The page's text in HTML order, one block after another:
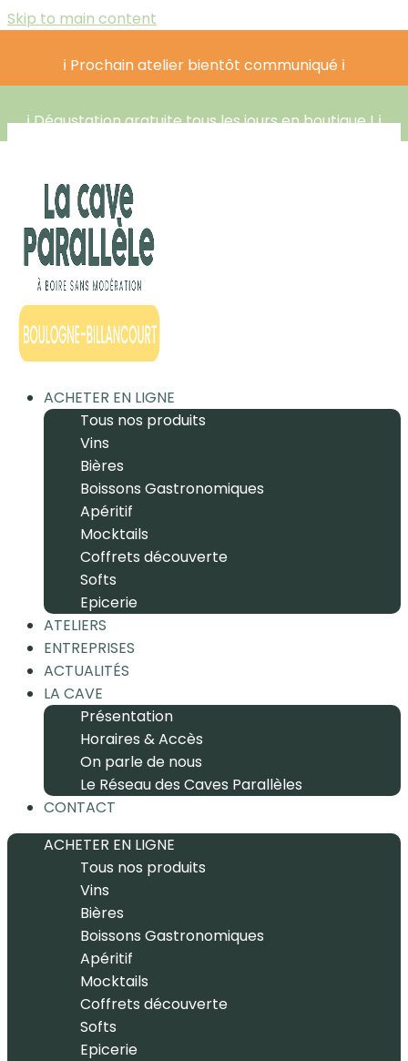
Skip to main content
ℹ️ Prochain atelier bientôt communiqué ℹ️
ℹ️ Dégustation gratuite tous les jours en boutique ! ℹ️
ACHETER EN LIGNE
Tous nos produits
Vins
Bières
Boissons Gastronomiques
Apéritif
Mocktails
Coffrets découverte
Softs
Epicerie
ATELIERS
ENTREPRISES
ACTUALITÉS
LA CAVE
Présentation
Horaires & Accès
On parle de nous
Le Réseau des Caves Parallèles
CONTACT
ACHETER EN LIGNE
Tous nos produits
Vins
Bières
Boissons Gastronomiques
Apéritif
Mocktails
Coffrets découverte
Softs
Epicerie